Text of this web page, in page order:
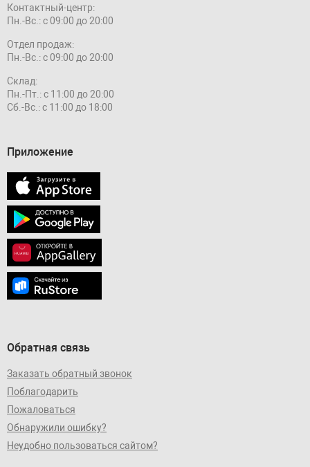
Контактный-центр:
Пн.-Вс.: с 09:00 до 20:00
Отдел продаж:
Пн.-Вс.: с 09:00 до 20:00
Склад:
Пн.-Пт.: с 11:00 до 20:00
Сб.-Вс.: с 11:00 до 18:00
Приложение
Обратная связь
Заказать обратный звонок
Поблагодарить
Пожаловаться
Обнаружили ошибку?
Неудобно пользоваться сайтом?